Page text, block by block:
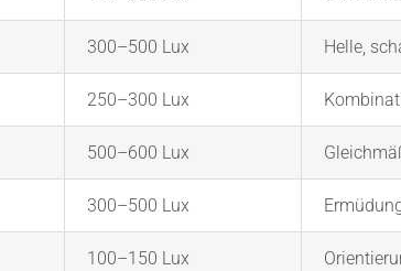
300–500 Lux Helle,
250–300 Lux
500–600 Lux
300–500 Lux
100–150 Lux